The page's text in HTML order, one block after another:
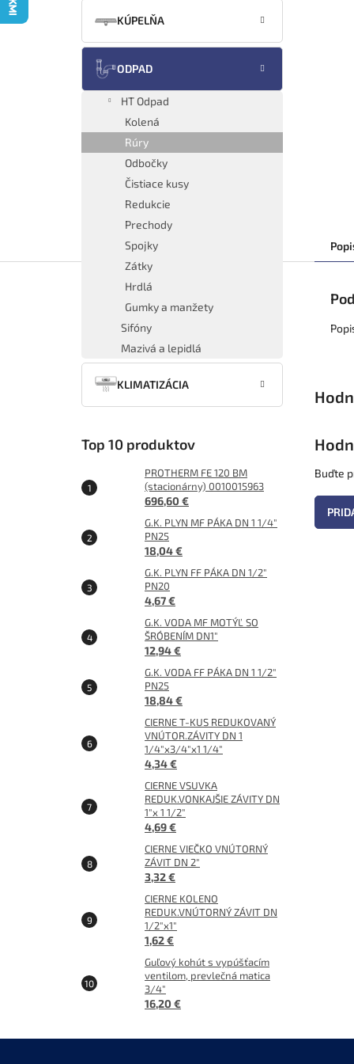
KÚPELŇA
ODPAD
HT Odpad
Kolená
Rúry
Odbočky
Čistiace kusy
Redukcie
Prechody
Spojky
Zátky
Hrdlá
Gumky a manžety
Sifóny
Mazivá a lepidlá
KLIMATIZÁCIA
Top 10 produktov
PROTHERM FE 120 BM
(stacionárny) 0010015963
696,60 €
G.K. PLYN MF PÁKA DN 1 1/4"
PN25
18,04 €
G.K. PLYN FF PÁKA DN 1/2"
PN20
4,67 €
G.K. VODA MF MOTÝĽ SO
ŠRÓBENÍM DN1"
12,94 €
G.K. VODA FF PÁKA DN 1 1/2"
PN25
18,84 €
CIERNE T-KUS REDUKOVANÝ
VNÚTOR.ZÁVITY DN 1
1/4"x3/4"x1 1/4"
4,34 €
CIERNE VSUVKA
REDUK.VONKAJŠIE ZÁVITY DN
1"x 1 1/2"
4,69 €
CIERNE VIEČKO VNÚTORNÝ
ZÁVIT DN 2"
3,32 €
CIERNE KOLENO
REDUK.VNÚTORNÝ ZÁVIT DN
1/2"x1"
1,62 €
Guľový kohút s vypúšťacím
ventilom, prevlečná matica
3/4"
16,20 €
Buďte